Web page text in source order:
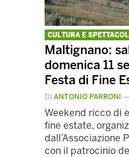
CULTURA E SPETTACOLI
Maltignano:
domenica 11
Festa di Fine
DI ANTONIO PARRONI —
Weekend ricco di
fine estate,
dall’Associazione
con il patrocinio